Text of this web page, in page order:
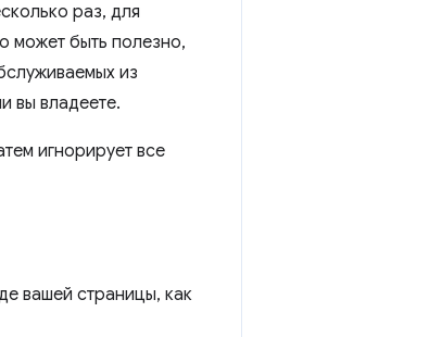
раз, для
может быть полезно,
из
вы владеете.
игнорирует все
вашей страницы, как